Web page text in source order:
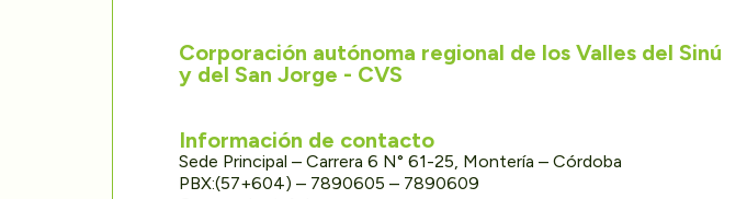
Corporación autónoma regional de los Valles del Sinú
y del San Jorge - CVS
Información de contacto
Sede Principal – Carrera 6 N° 61-25, Montería – Córdoba
PBX:(57+604) – 7890605 – 7890609